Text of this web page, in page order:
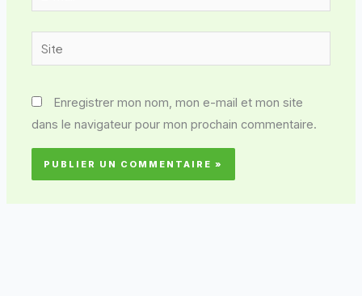
mail*
Site
Enregistrer mon nom, mon e-mail et mon site
dans le navigateur pour mon prochain commentaire.